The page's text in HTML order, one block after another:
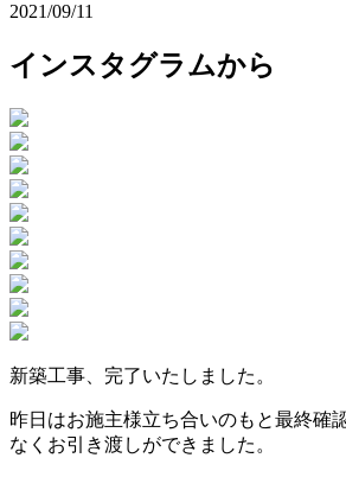
2021/09/11
インスタグラムから
新築工事、完了いたしました。
昨日はお施主様立ち合いのもと最終確
なくお引き渡しができました。